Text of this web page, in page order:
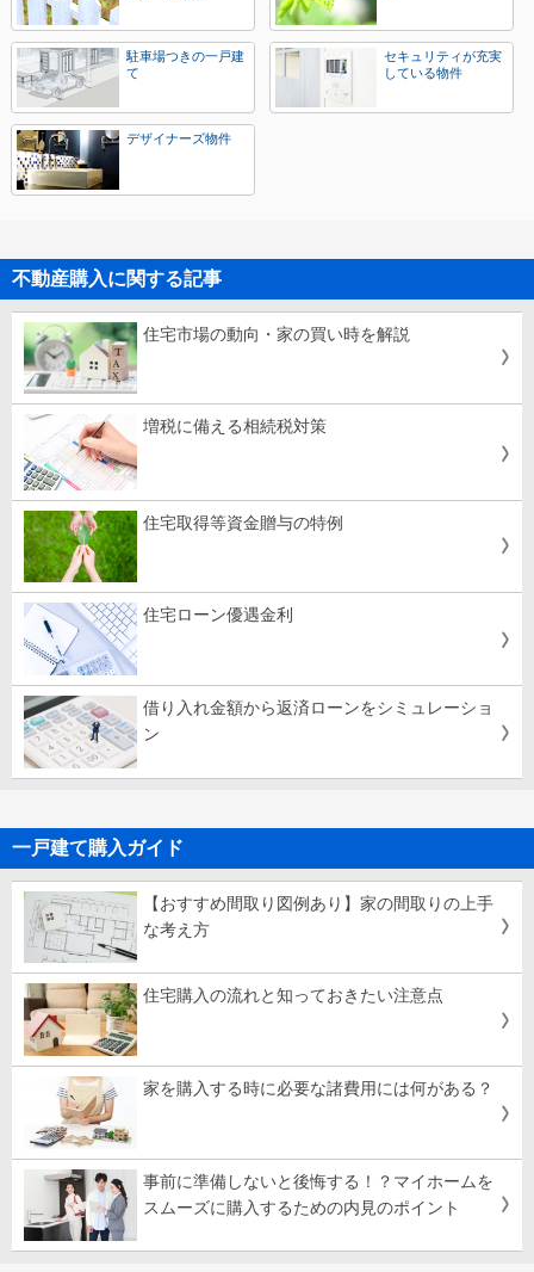
駐車場つきの一戸建
て
セキュリティが充実
している物件
デザイナーズ物件
不動産購入に関する記事
住宅市場の動向・家の買い時を解説
増税に備える相続税対策
住宅取得等資金贈与の特例
住宅ローン優遇金利
借り入れ金額から返済ローンをシミュレーショ
ン
一戸建て購入ガイド
【おすすめ間取り図例あり】家の間取りの上手
な考え方
住宅購入の流れと知っておきたい注意点
家を購入する時に必要な諸費用には何がある？
事前に準備しないと後悔する！？マイホームを
スムーズに購入するための内見のポイント